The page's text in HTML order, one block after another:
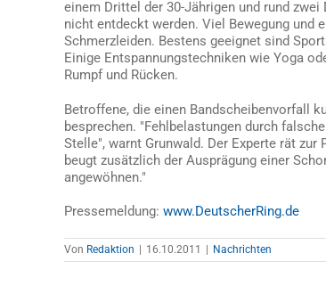
einem Drittel der 30-Jährigen und rund
nicht entdeckt werden. Viel Bewegung und
Schmerzleiden. Bestens geeignet sind
Einige Entspannungstechniken wie Yoga
Rumpf und Rücken.
Betroffene, die einen Bandscheibenvorfall
besprechen. "Fehlbelastungen durch
Stelle", warnt Grunwald. Der Experte rät
beugt zusätzlich der Ausprägung einer
angewöhnen."
Pressemeldung: www.DeutscherRing.de
Von Redaktion | 16.10.2011 | Nachrichten